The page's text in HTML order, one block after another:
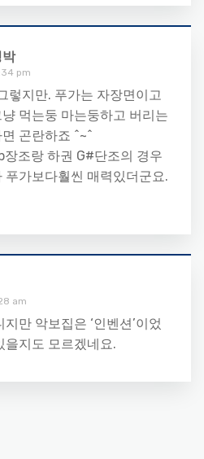
pm
렇지만. 푸가는 자장면이고
먹는둥 마는둥하고 버리는
곤란하죠 ^~^
장조랑 하권 G#단조의 경우
푸가보다훨씬 매력있더군요.
am
만 악보집은 ‘인벤션’이었
을지도 모르겠네요.